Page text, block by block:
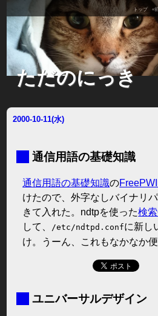
トップ «
ただのにっき
2000-10-11(水)
通信用語の基礎知識
通信用語の基礎知識の
けたので、外字なしバイナリ
きて入れた。ndtpを使った検索
して、
/etc/ndtpd.confに新し
け。うーん、これもなかなか便
ユニバーサルデザイン